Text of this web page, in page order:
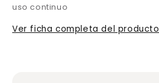
uso continuo
Ver ficha completa del producto